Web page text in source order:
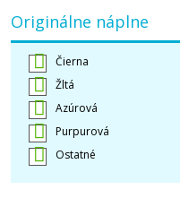
Originálne náplne
Čierna
Žltá
Azúrová
Purpurová
Ostatné